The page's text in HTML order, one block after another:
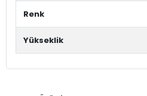
Renk
Yükseklik